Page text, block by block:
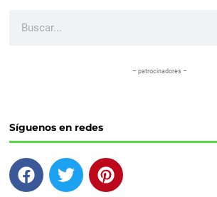
– patrocinadores –
Síguenos en redes
F
a
T
w
P
i